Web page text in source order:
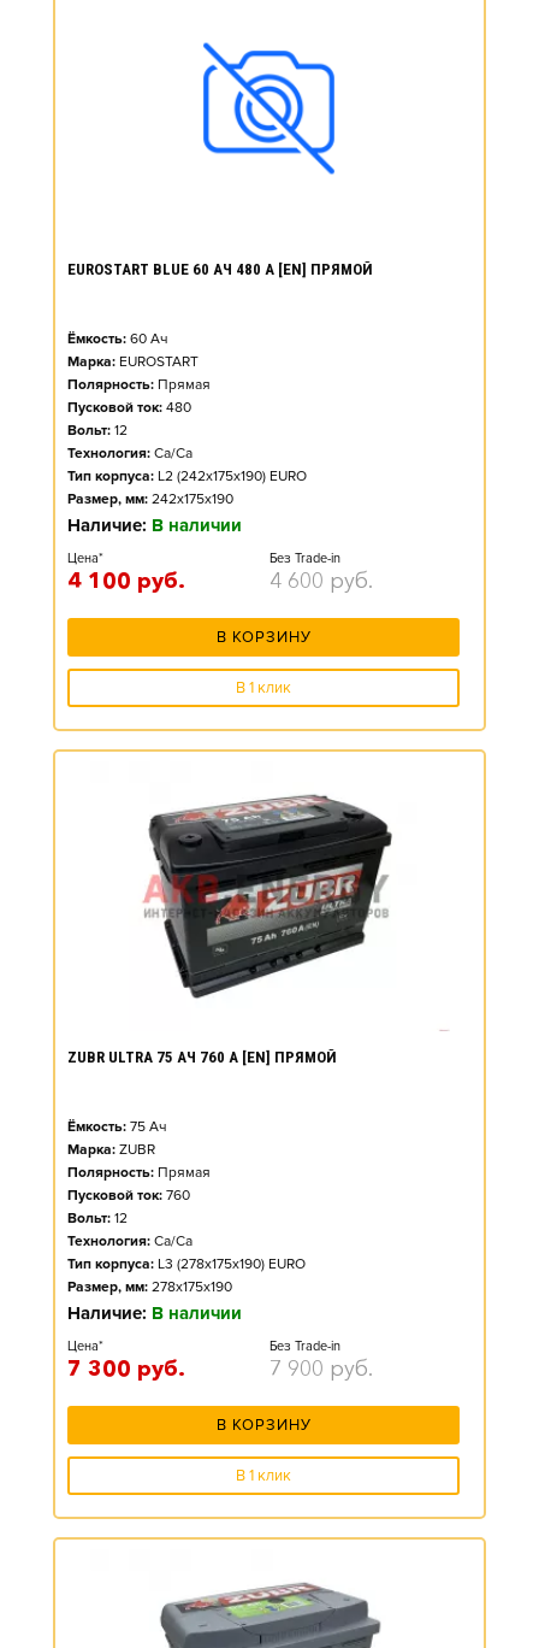
EUROSTART BLUE 60 АЧ 480 А [EN] ПРЯМОЙ
Ёмкость: 60 Ач
Марка: EUROSTART
Полярность: Прямая
Пусковой ток: 480
Вольт: 12
Технология: Ca/Ca
Тип корпуса: L2 (242x175x190) EURO
Размер, мм: 242x175x190
Наличие: В наличии
Цена*
4 100 руб.
Без Trade-in
4 600 руб.
В КОРЗИНУ
В 1 клик
ZUBR ULTRA 75 АЧ 760 А [EN] ПРЯМОЙ
Ёмкость: 75 Ач
Марка: ZUBR
Полярность: Прямая
Пусковой ток: 760
Вольт: 12
Технология: Ca/Ca
Тип корпуса: L3 (278x175x190) EURO
Размер, мм: 278x175x190
Наличие: В наличии
Цена*
7 300 руб.
Без Trade-in
7 900 руб.
В КОРЗИНУ
В 1 клик